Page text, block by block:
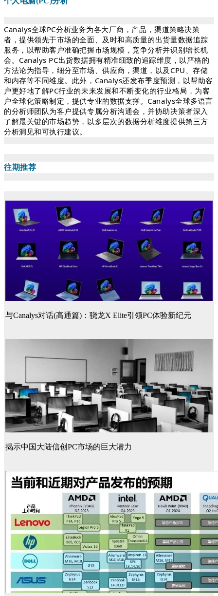
Canalys全球PC分析业务为各大厂商，产品，渠道策略决策
者，提供领先于市场的全面、及时和高质量的出货量数据追踪
服务，以帮助客户准确把握市场规模，竞争分析并识别增长机
会。Canalys PC出货数据拥有精准细致的追踪维度，以严格的
方法论为指导，细分至市场、供应商，渠道，以及CPU、存储
和内存等不同维度。此外，Canalys还发布季度预测，以帮助客
户更好地了解PC行业的未来发展和不断变化的行业格局，为客
户全球化策略制定，提供专业的数据支撑。Canalys全球多语言
的分析师团队为客户提供专属分析沟通会，并协助决策者深入
了解最关键的市场趋势，以多层次的数据分析维度提供第三方
分析洞见和可执行建议。
往期推荐
与Canalys对话(高通篇)：骁龙X Elite引领PC体验新纪元
揭示中国大陆信创PC市场的巨大潜力